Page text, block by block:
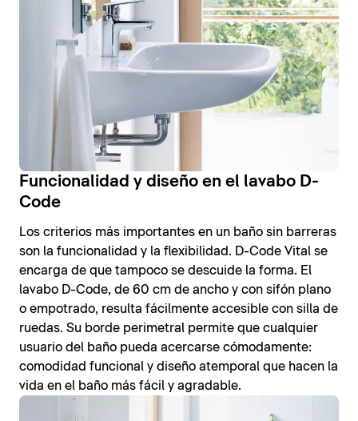
Funcionalidad y diseño en el lavabo D-
Code
Los criterios más importantes en un baño sin barreras
son la funcionalidad y la flexibilidad. D-Code Vital se
encarga de que tampoco se descuide la forma. El
lavabo D-Code, de 60 cm de ancho y con sifón plano
o empotrado, resulta fácilmente accesible con silla de
ruedas. Su borde perimetral permite que cualquier
usuario del baño pueda acercarse cómodamente:
comodidad funcional y diseño atemporal que hacen la
vida en el baño más fácil y agradable.